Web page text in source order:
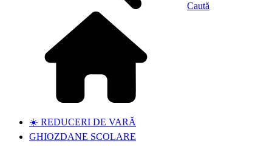
Caută
☀️ REDUCERI DE VARĂ
GHIOZDANE SCOLARE